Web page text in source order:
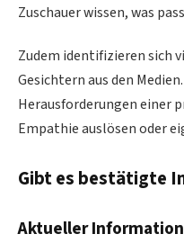
Zuschauer wissen, was
Zudem identifizieren sich
Gesichtern aus den
Herausforderungen einer
Empathie auslösen oder
Gibt es bestätigte
Aktueller